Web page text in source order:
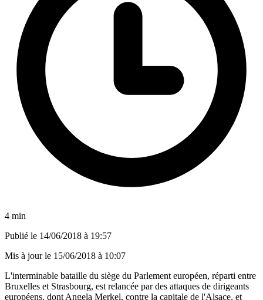
4 min
Publié le 14/06/2018 à 19:57
Mis à jour le 15/06/2018 à 10:07
L'interminable bataille du siège du Parlement européen, réparti entre
Bruxelles et Strasbourg, est relancée par des attaques de dirigeants
européens, dont Angela Merkel, contre la capitale de l'Alsace, et